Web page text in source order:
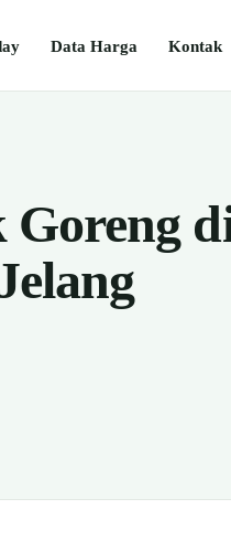
Data Harga Kontak